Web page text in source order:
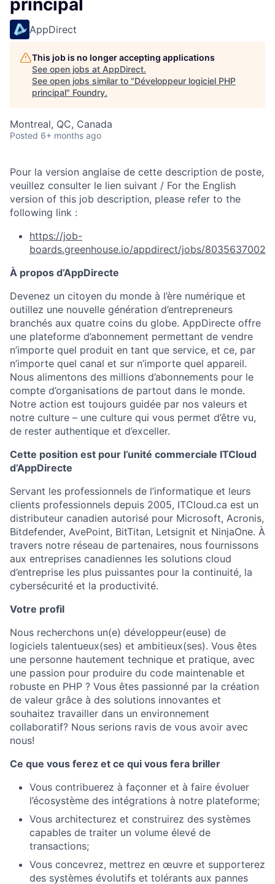
principal
AppDirect
This job is no longer accepting applications
See open jobs at AppDirect.
See open jobs similar to "Développeur logiciel PHP
principal" Foundry.
Montreal, QC, Canada
Posted 6+ months ago
Pour la version anglaise de cette description de poste,
veuillez consulter le lien suivant / For the English
version of this job description, please refer to the
following link :
https://job-
boards.greenhouse.io/appdirect/jobs/8035637002
À propos d’AppDirecte
Devenez un citoyen du monde à l’ère numérique et
outillez une nouvelle génération d’entrepreneurs
branchés aux quatre coins du globe. AppDirecte offre
une plateforme d’abonnement permettant de vendre
n’importe quel produit en tant que service, et ce, par
n’importe quel canal et sur n’importe quel appareil.
Nous alimentons des millions d’abonnements pour le
compte d’organisations de partout dans le monde.
Notre action est toujours guidée par nos valeurs et
notre culture – une culture qui vous permet d’être vu,
de rester authentique et d’exceller.
Cette position est pour l’unité commerciale ITCloud
d’AppDirecte
Servant les professionnels de l’informatique et leurs
clients professionnels depuis 2005, ITCloud.ca est un
distributeur canadien autorisé pour Microsoft, Acronis,
Bitdefender, AvePoint, BitTitan, Letsignit et NinjaOne. À
travers notre réseau de partenaires, nous fournissons
aux entreprises canadiennes les solutions cloud
d’entreprise les plus puissantes pour la continuité, la
cybersécurité et la productivité.
Votre profil
Nous recherchons un(e) développeur(euse) de
logiciels talentueux(ses) et ambitieux(ses). Vous êtes
une personne hautement technique et pratique, avec
une passion pour produire du code maintenable et
robuste en PHP ? Vous êtes passionné par la création
de valeur grâce à des solutions innovantes et
souhaitez travailler dans un environnement
collaboratif? Nous serions ravis de vous avoir avec
nous!
Ce que vous ferez et ce qui vous fera briller
Vous contribuerez à façonner et à faire évoluer
l’écosystème des intégrations à notre plateforme;
Vous architecturez et construirez des systèmes
capables de traiter un volume élevé de
transactions;
Vous concevrez, mettrez en œuvre et supporterez
des systèmes évolutifs et tolérants aux pannes